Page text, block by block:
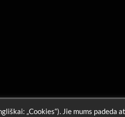
„Cookies“). Jie mums